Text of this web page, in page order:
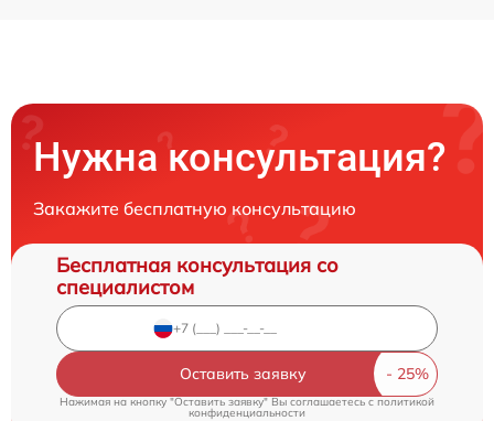
Нужна консультация?
Закажите бесплатную консультацию
Бесплатная консультация со
специалистом
Оставить заявку
Нажимая на кнопку "Оставить заявку" Вы соглашаетесь cполитикой
конфиденциальности